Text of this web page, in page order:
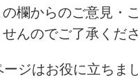
欄からのご意見・
んのでご了承くださ
ジはお役に立ちま